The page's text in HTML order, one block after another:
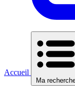
Accueil
Ma